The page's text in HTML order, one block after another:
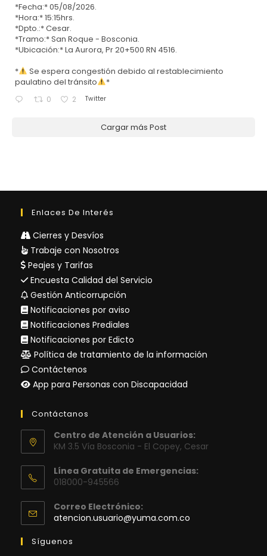
*Fecha:* 05/08/2026.
*Hora:* 15:15hrs.
*Dpto.:* Cesar.
*Tramo:* San Roque - Bosconia.
*Ubicación:* La Aurora, Pr 20+500 RN 4516.
*
Se espera congestión debido al restablecimiento
paulatino del tránsito
*
0 2 Twitter
Cargar más Post
Enlaces De Interés
Cierres y Desvíos
Trabaje con Nosotros
Peajes y Tarifas
Encuesta Calidad del Servicio
Gestión Anticorrupción
Notificaciones por aviso
Notificaciones Prediales
Notificaciones por Edicto
Política de tratamiento de la información
Contáctenos
App para Personas con Discapacidad
Contáctanos
Centro de Atención a Usuarios:
KM 3.5 Vía Bosconia - El Copey, Cesar
Línea Gratuita de Emergencias:
018000-945566
Correo Electrónico:
atencion.usuario@yuma.com.co
Síguenos